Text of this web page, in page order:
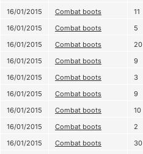
16/01/2015
Combat boots 11
16/01/2015
Combat boots 5
16/01/2015
Combat boots 20
16/01/2015
Combat boots 9
16/01/2015
Combat boots 3
16/01/2015
Combat boots 9
16/01/2015
Combat boots 10
16/01/2015
Combat boots 2
16/01/2015
Combat boots 30